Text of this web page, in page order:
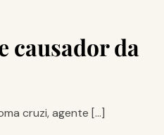
causador da
cruzi, agente […]